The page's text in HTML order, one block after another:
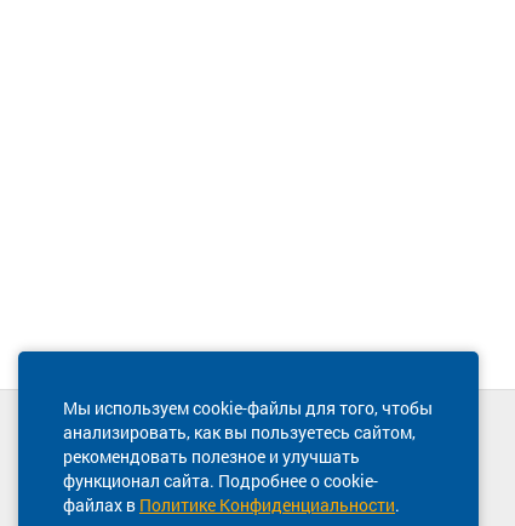
Мы используем cookie-файлы для того, чтобы
анализировать, как вы пользуетесь сайтом,
рекомендовать полезное и улучшать
функционал сайта. Подробнее о cookie-
файлах в Политике Конфиденциальности.
Техническая поддержка сайта
8 800 600-03-38